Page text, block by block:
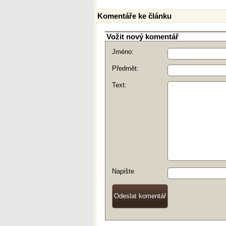
Komentáře ke článku
Vožit nový komentář
Jméno:
Předmět:
Text:
Napište